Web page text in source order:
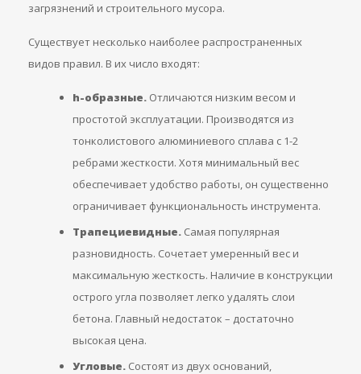
загрязнений и строительного мусора.
Существует несколько наиболее распространенных
видов правил. В их число входят:
h-образные. Отличаются низким весом и
простотой эксплуатации. Производятся из
тонколистового алюминиевого сплава с 1-2
ребрами жесткости. Хотя минимальный вес
обеспечивает удобство работы, он существенно
ограничивает функциональность инструмента.
Трапециевидные. Самая популярная
разновидность. Сочетает умеренный вес и
максимальную жесткость. Наличие в конструкции
острого угла позволяет легко удалять слои
бетона. Главный недостаток – достаточно
высокая цена.
Угловые. Состоят из двух оснований,